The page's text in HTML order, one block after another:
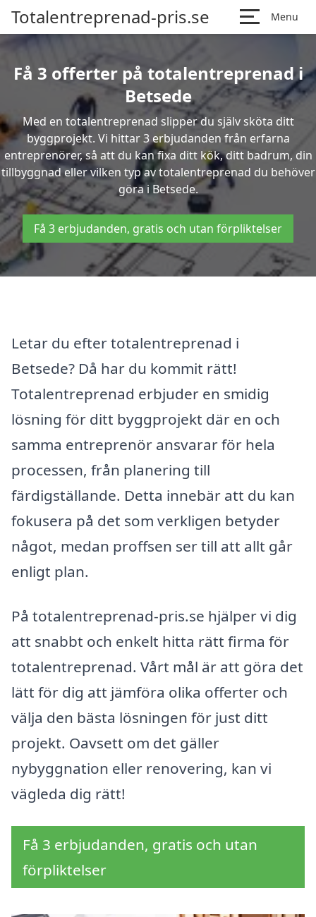
Totalentreprenad-pris.se Menu
Få 3 offerter på totalentreprenad i
Betsede
Med en totalentreprenad slipper du själv sköta ditt
byggprojekt. Vi hittar 3 erbjudanden från erfarna
entreprenörer, så att du kan fixa ditt kök, ditt badrum, din
tillbyggnad eller vilken typ av totalentreprenad du behöver
göra i Betsede.
Få 3 erbjudanden, gratis och utan förpliktelser
Letar du efter totalentreprenad i
Betsede? Då har du kommit rätt!
Totalentreprenad erbjuder en smidig
lösning för ditt byggprojekt där en och
samma entreprenör ansvarar för hela
processen, från planering till
färdigställande. Detta innebär att du kan
fokusera på det som verkligen betyder
något, medan proffsen ser till att allt går
enligt plan.
På totalentreprenad-pris.se hjälper vi dig
att snabbt och enkelt hitta rätt firma för
totalentreprenad. Vårt mål är att göra det
lätt för dig att jämföra olika offerter och
välja den bästa lösningen för just ditt
projekt. Oavsett om det gäller
nybyggnation eller renovering, kan vi
vägleda dig rätt!
Få 3 erbjudanden, gratis och utan
förpliktelser